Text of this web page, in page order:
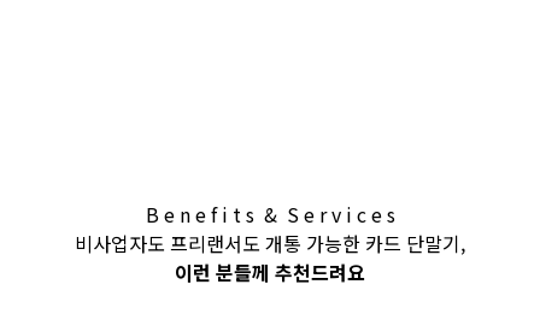
B e n e f i t s & S e r v i c e s
비사업자도 프리랜서도 개통 가능한 카드 단말기,
이런 분들께 추천드려요